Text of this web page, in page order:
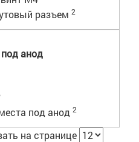
разъем 2
анод
под анод 2
на странице